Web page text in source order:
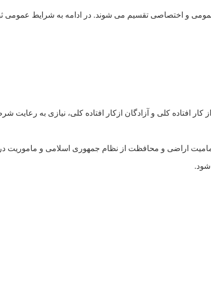
و اختصاصی تقسیم می شوند. در ادامه به شرایط عمومی
اراضی و محافظت از نظام جمهوری اسلامی و ماموریت در
شود.